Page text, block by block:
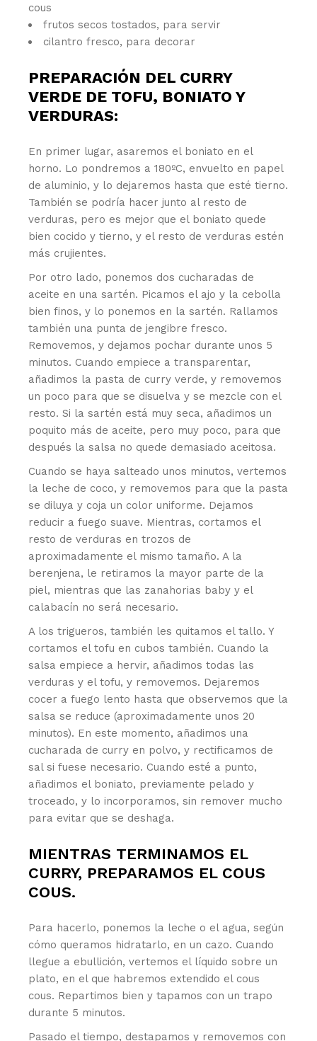
cous
frutos secos tostados, para servir
cilantro fresco, para decorar
PREPARACIÓN DEL CURRY
VERDE DE TOFU, BONIATO Y
VERDURAS:
En primer lugar, asaremos el boniato en el
horno. Lo pondremos a 180ºC, envuelto en papel
de aluminio, y lo dejaremos hasta que esté tierno.
También se podría hacer junto al resto de
verduras, pero es mejor que el boniato quede
bien cocido y tierno, y el resto de verduras estén
más crujientes.
Por otro lado, ponemos dos cucharadas de
aceite en una sartén. Picamos el ajo y la cebolla
bien finos, y lo ponemos en la sartén. Rallamos
también una punta de jengibre fresco.
Removemos, y dejamos pochar durante unos 5
minutos. Cuando empiece a transparentar,
añadimos la pasta de curry verde, y removemos
un poco para que se disuelva y se mezcle con el
resto. Si la sartén está muy seca, añadimos un
poquito más de aceite, pero muy poco, para que
después la salsa no quede demasiado aceitosa.
Cuando se haya salteado unos minutos, vertemos
la leche de coco, y removemos para que la pasta
se diluya y coja un color uniforme. Dejamos
reducir a fuego suave. Mientras, cortamos el
resto de verduras en trozos de
aproximadamente el mismo tamaño. A la
berenjena, le retiramos la mayor parte de la
piel, mientras que las zanahorias baby y el
calabacín no será necesario.
A los trigueros, también les quitamos el tallo. Y
cortamos el tofu en cubos también. Cuando la
salsa empiece a hervir, añadimos todas las
verduras y el tofu, y removemos. Dejaremos
cocer a fuego lento hasta que observemos que la
salsa se reduce (aproximadamente unos 20
minutos). En este momento, añadimos una
cucharada de curry en polvo, y rectificamos de
sal si fuese necesario. Cuando esté a punto,
añadimos el boniato, previamente pelado y
troceado, y lo incorporamos, sin remover mucho
para evitar que se deshaga.
MIENTRAS TERMINAMOS EL
CURRY, PREPARAMOS EL COUS
COUS.
Para hacerlo, ponemos la leche o el agua, según
cómo queramos hidratarlo, en un cazo. Cuando
llegue a ebullición, vertemos el líquido sobre un
plato, en el que habremos extendido el cous
cous. Repartimos bien y tapamos con un trapo
durante 5 minutos.
Pasado el tiempo, destapamos y removemos con